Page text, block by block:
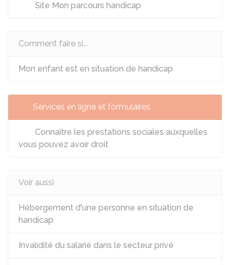
Site Mon parcours handicap
Comment faire si...
Mon enfant est en situation de handicap
Services en ligne et formulaires
Connaître les prestations sociales auxquelles
vous pouvez avoir droit
Voir aussi
Hébergement d'une personne en situation de
handicap
Invalidité du salarié dans le secteur privé